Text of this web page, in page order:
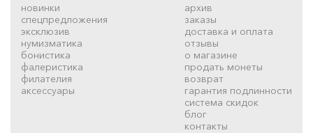
новинки
спецпредложения
эксклюзив
нумизматика
бонистика
фалеристика
филателия
аксессуары
архив
заказы
доставка и оплата
отзывы
о магазине
продать монеты
возврат
гарантия подлинности
система скидок
блог
контакты